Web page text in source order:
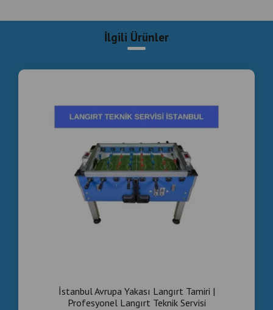
yenileme , Komple revizyon , Periyodik bakım ,
Beylikdüzü langırt tamiri, langırt servisi Beylikdüzü,
jetonlu langırt tamiri, langırt bakım servisi, langırt
İlgili Ürünler
İstanbul Avrupa Yakası Langırt Tamiri |
Profesyonel Langırt Teknik Servisi